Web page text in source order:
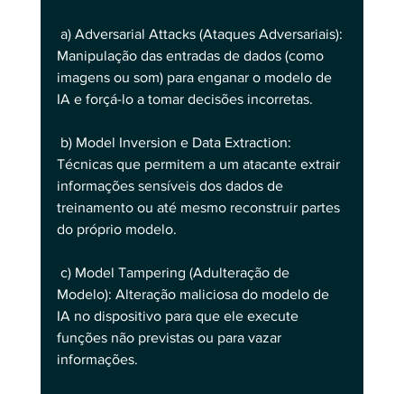
Manipulação das entradas de dados (como
imagens ou som) para enganar o modelo de
IA e forçá-lo a tomar decisões incorretas.
Técnicas que permitem a um atacante extrair
informações sensíveis dos dados de
treinamento ou até mesmo reconstruir partes
do próprio modelo.
Modelo): Alteração maliciosa do modelo de
IA no dispositivo para que ele execute
funções não previstas ou para vazar
informações.